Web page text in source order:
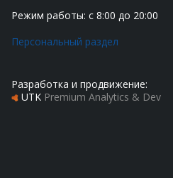
Режим работы: с 8:00 до 20:00
Персональный раздел
Разработка и продвижение:
UTK Premium Analytics & Dev